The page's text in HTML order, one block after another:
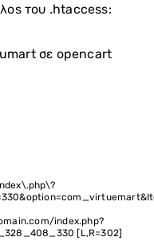
του .htaccess:
σε opencart
\.php\?
330&option=com_virtuemart&
index.php?
[L,R=302]